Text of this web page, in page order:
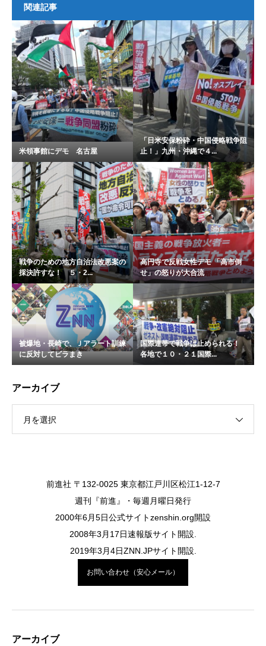
関連記事
米領事館にデモ 名古屋
「日米安保粉砕・中国侵略戦争阻
止！」九州・沖縄で４...
戦争のための地方自治法改悪案の
採決許すな！ ５・2...
高円寺で反戦女性デモ 「高市倒
せ」の怒りが大合流
被爆地・長崎で、Ｊアラート訓練
に反対してビラまき
国際連帯で戦争は止められる！
各地で１０・２１国際...
アーカイブ
月を選択
前進社 〒132-0025 東京都江戸川区松江1-12-7
週刊『前進』・毎週月曜日発行
2000年6月5日公式サイトzenshin.org開設
2008年3月17日速報版サイト開設.
2019年3月4日ZNN.JPサイト開設.
お問い合わせ（安心メール）
アーカイブ